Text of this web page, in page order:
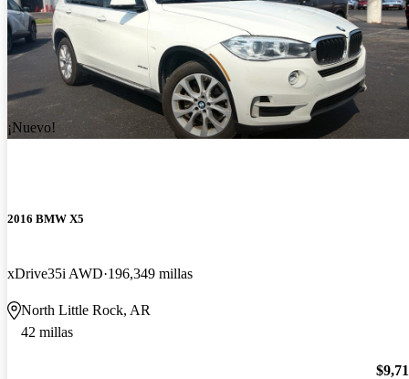
¡Nuevo!
2016 BMW X5
xDrive35i AWD 196,349 millas
North Little Rock, AR
42 millas